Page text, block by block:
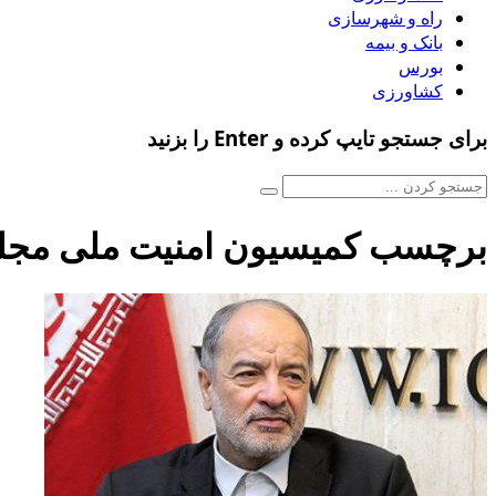
راه و شهرسازی
بانک و بیمه
بورس
کشاورزی
برای جستجو تایپ کرده و Enter را بزنید
برچسب کمیسیون امنیت ملی